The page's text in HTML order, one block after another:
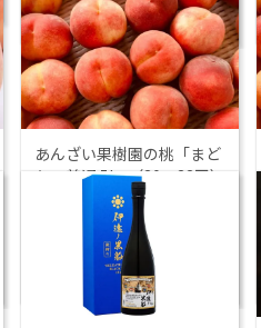
きちみ製麺 べアリーズ店
あんざい果樹園の桃「まど
か」普通 5kg（20〜22玉）
｜福島県福島市産
あんざい果樹園